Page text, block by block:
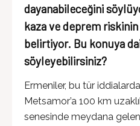
dayanabileceğini
kaza ve deprem
belirtiyor. Bu konuya
söyleyebilirsiniz?
Ermeniler, bu tür
Metsamor’a 100 km
senesinde meydana